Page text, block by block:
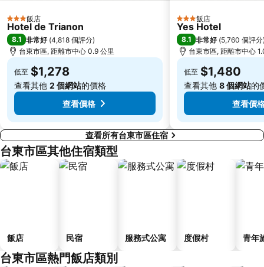
3 星級飯店
Hotel de Trianon
8.1 非常好 (4,818 個評分)
台東市區, 距離市中心 0.9 公里
低至 $1,278
查看其他 2 個網站的價格
查看價格
3 星級飯店
Yes Hotel
8.1 非常好 (5,760 個評分
台東市區, 距離市中心
低至 $1,480
查看其他 8 個網站的
查看價
查看所有台東市區住宿
台東市區其他住宿類型
飯店 民宿 服務式公寓 度假村 青年
台東市區熱門飯店類別